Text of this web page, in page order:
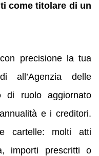
come titolare di un
precisione la tua
all’Agenzia delle
di ruolo aggiornato
e i creditori.
cartelle: molti atti
importi prescritti o